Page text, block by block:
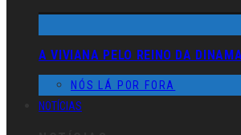
A VIVIANA PELO REINO DA
NÓS LÁ POR FORA
NOTÍCIAS